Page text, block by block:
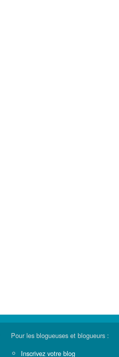
Pour les blogueuses et blogueurs :
Inscrivez votre blog